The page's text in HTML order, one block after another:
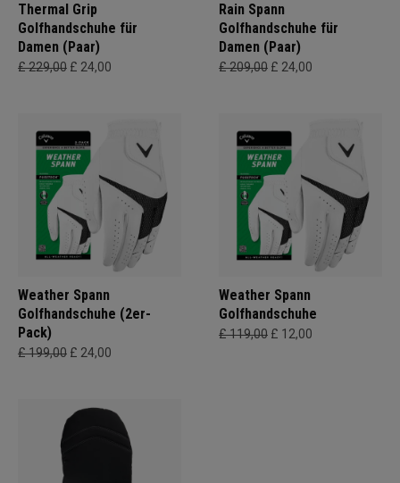
Thermal Grip
Golfhandschuhe für
Damen (Paar)
£ 229,00 £ 24,00
Rain Spann
Golfhandschuhe für
Damen (Paar)
£ 209,00 £ 24,00
Weather Spann
Golfhandschuhe (2er-
Pack)
£ 199,00 £ 24,00
Weather Spann
Golfhandschuhe
£ 119,00 £ 12,00